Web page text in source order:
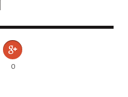
0